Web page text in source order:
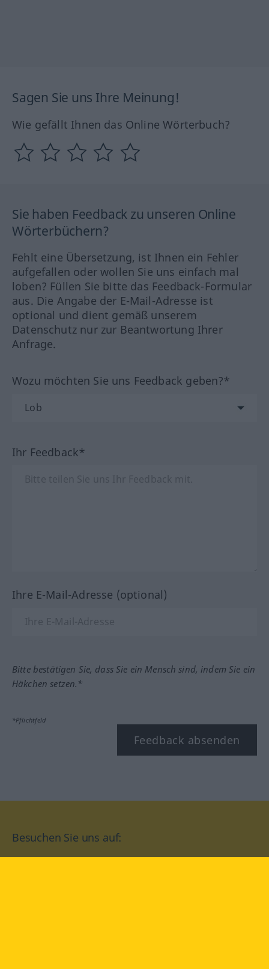
Sagen Sie uns Ihre Meinung!
Wie gefällt Ihnen das Online Wörterbuch?
Sie haben Feedback zu unseren Online
Wörterbüchern?
Fehlt eine Übersetzung, ist Ihnen ein Fehler
aufgefallen oder wollen Sie uns einfach mal
loben? Füllen Sie bitte das Feedback-Formular
aus. Die Angabe der E-Mail-Adresse ist
optional und dient gemäß unserem
Datenschutz nur zur Beantwortung Ihrer
Anfrage.
Wozu möchten Sie uns Feedback geben?*
Ihr Feedback*
Ihre E-Mail-Adresse (optional)
Bitte bestätigen Sie, dass Sie ein Mensch sind, indem Sie ein
Häkchen setzen.*
*Pflichtfeld
Feedback absenden
Besuchen Sie uns auf: